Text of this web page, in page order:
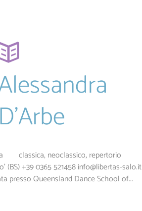
D’Arbe
classica, neoclassico, repertorio
(BS) +39 0365 521458info@libertas-salo.it
presso Queensland Dance School of...